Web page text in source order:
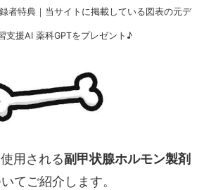
者特典｜当サイトに掲載している図表の元デ
支援AI 薬科GPTをプレゼント♪
用される副甲状腺ホルモン製剤
てご紹介します。